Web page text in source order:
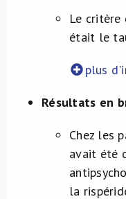
Le critère
était le
plus
Résultats en
Chez les
avait été
la